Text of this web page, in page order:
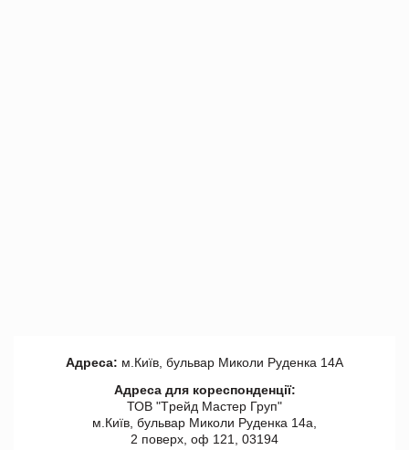
Адреса: м.Київ, бульвар Миколи Руденка 14А
Адреса для кореспонденції:
ТОВ "Tрейд Мастер Груп"
м.Київ, бульвар Миколи Руденка 14а,
2 поверх, оф 121, 03194